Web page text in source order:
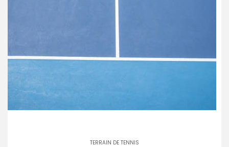
TERRAIN DE TENNIS